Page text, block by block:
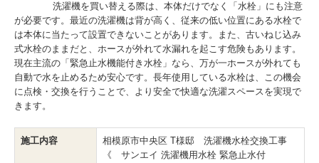
洗濯機を買い替える際は、本体だけでなく「水栓」にも注意
が必要です。最近の洗濯機は背が高く、従来の低い位置にある水栓で
は本体に当たって設置できないことがあります。また、古いねじ込み
式水栓のままだと、ホースが外れて水漏れを起こす危険もあります。
現在主流の「緊急止水機能付き水栓」なら、万が一ホースが外れても
自動で水を止めるため安心です。長年使用している水栓は、この機会
に点検・交換を行うことで、より安全で快適な洗濯スペースを実現で
きます。
施工内容
相模原市中央区 T様邸 洗濯機水栓交換工事
《 サンエイ 洗濯機用水栓 緊急止水付